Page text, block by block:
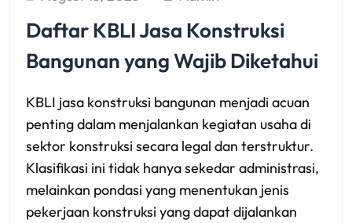
Daftar KBLI Jasa Konstruksi
Bangunan yang Wajib Diketahui
KBLI jasa konstruksi bangunan menjadi acuan
penting dalam menjalankan kegiatan usaha di
sektor konstruksi secara legal dan terstruktur.
Klasifikasi ini tidak hanya sekedar administrasi,
melainkan pondasi yang menentukan jenis
pekerjaan konstruksi yang dapat dijalankan